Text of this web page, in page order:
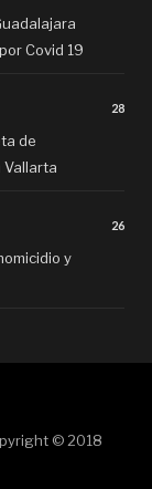
Covid 19
28
de
Vallarta
26
y
© 2018